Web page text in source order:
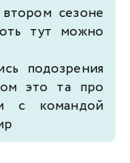
сезоне
тут можно
подозрения
это та про
с командой